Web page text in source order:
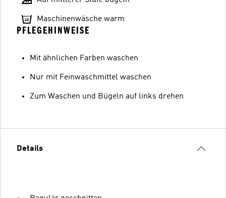
Maschinenwäsche warm
PFLEGEHINWEISE
Mit ähnlichen Farben waschen
Nur mit Feinwaschmittel waschen
Zum Waschen und Bügeln auf links drehen
Details